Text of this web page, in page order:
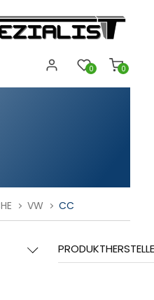
0
0
VW CC